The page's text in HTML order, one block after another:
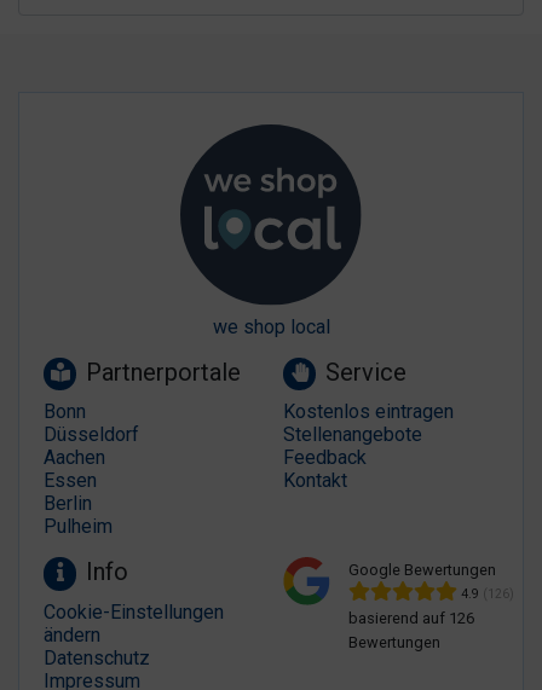
we shop local
Partnerportale
Bonn
Düsseldorf
Aachen
Essen
Berlin
Pulheim
Service
Kostenlos eintragen
Stellenangebote
Feedback
Kontakt
Info
Cookie-Einstellungen
ändern
Datenschutz
Impressum
Google Bewertungen
4.9 (126)
basierend auf 126
Bewertungen